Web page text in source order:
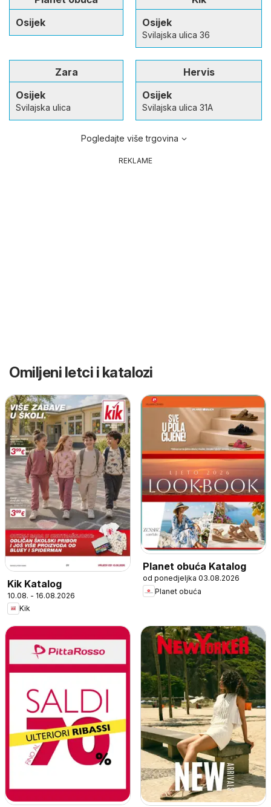
Osijek
Osijek
Svilajska ulica 36
Zara
Osijek
Svilajska ulica
Hervis
Osijek
Svilajska ulica 31A
Pogledajte više trgovina
REKLAME
Omiljeni letci i katalozi
Kik Katalog
10.08. - 16.08.2026
Kik
Planet obuća Katalog
od ponedjeljka 03.08.2026
Planet obuća